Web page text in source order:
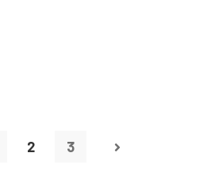
2 3